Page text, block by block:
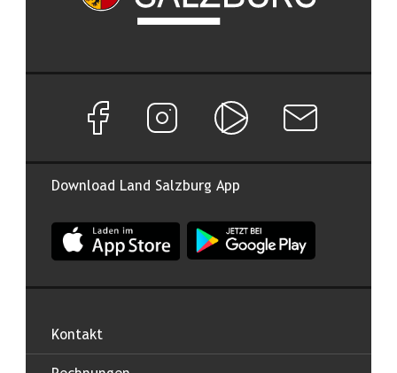
Download Land Salzburg App
App Land Salzburg im Apple App Store
App Land Salzburg im
Facebook Seite von Land Salzburg
Instagram Seite von Land Salzburg
Salzburg ONNewsletter
Kontakt